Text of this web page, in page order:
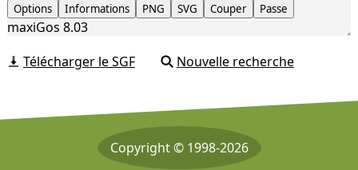
Options Informations PNG SVG Couper Passe
maxiGos 8.03
Télécharger le SGF
Nouvelle recherche
Copyright © 1998-2026